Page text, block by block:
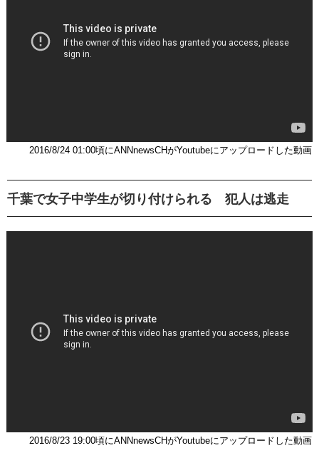
2016/8/24 01:00頃にANNnewsCHがYoutubeにアップロードした動画
千葉で女子中学生が切り付けられる 犯人は逃走
2016/8/23 19:00頃にANNnewsCHがYoutubeにアップロードした動画